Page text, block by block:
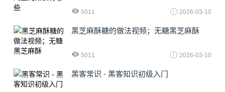
5011 2026-03-10
黑芝麻酥糖的做法视频；无糖黑芝麻酥
5011 2026-03-10
黑客常识 - 黑客知识初级入门